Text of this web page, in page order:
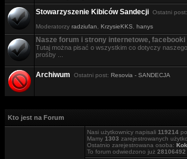
Stowarzyszenie Kibiców Sandecji Ostatni post:
Moderatorzy radziufan KrzysieKKS hanys
Nasze forum i strony internetowe, facebooki
Tutaj można pisać o wszystkim co dotyczy
prośby ...
Archiwum Ostatni post: Resovia - SANDECJA
Kto jest na Forum
Nasi użytkownicy napisali 119214
Mamy 1303 zarejestrowanych
Ostatnio zarejestrowana osoba:
To forum odwiedzono już 28106492